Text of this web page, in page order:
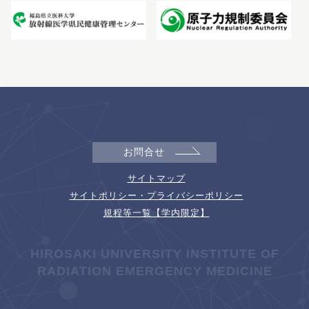
お問合せ
サイトマップ
サイトポリシー・プライバシーポリシー
規程等一覧【学内限定】
HIROSAKI UNIVERSITY INSTITUTE OF
RADIATION EMERGENCY MEDICINE